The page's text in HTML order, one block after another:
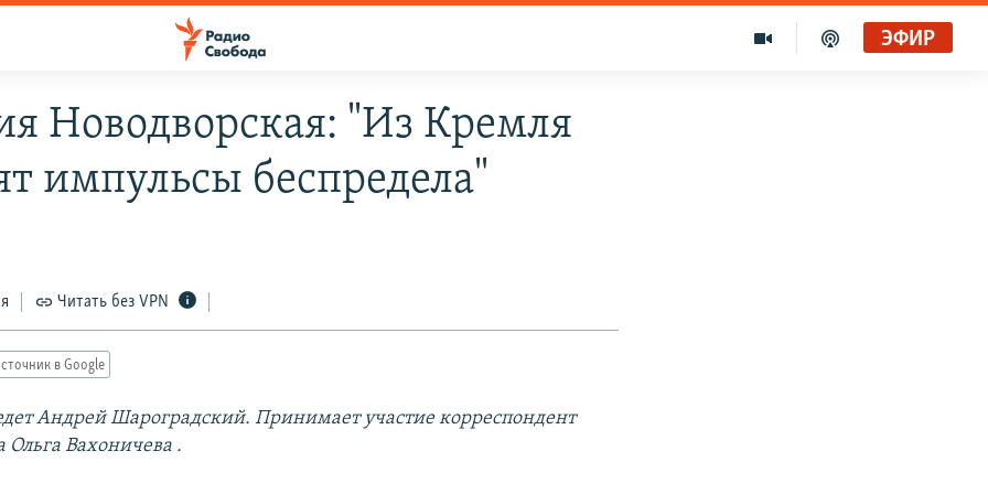
ЭФИР
Новодворская: "Из Кремля
импульсы беспредела"
Читать без VPN
в Google
Андрей Шароградский. Принимает участие корреспондент
Ольга Вахоничева .